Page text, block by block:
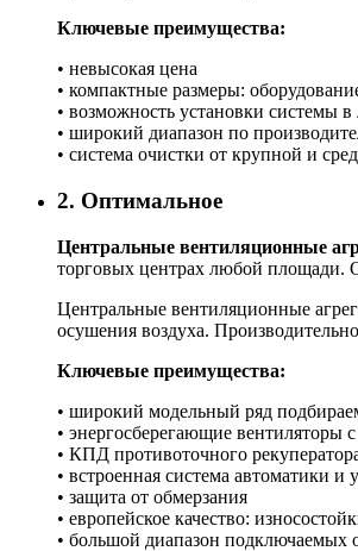
Ключевые преимущества:
• невысокая цена
• компактные размеры:
• возможность установки системы
• широкий диапазон по
• система очистки от крупной и
2. Оптимальное
Центральные вентиляционные
торговых центрах любой площади.
Центральные вентиляционные
осушения воздуха.
Ключевые преимущества:
• широкий модельный ряд
• энергосберегающие
• КПД противоточного
• встроенная система автоматики и
• защита от обмерзания
• европейское качество:
• большой диапазон подключаемых